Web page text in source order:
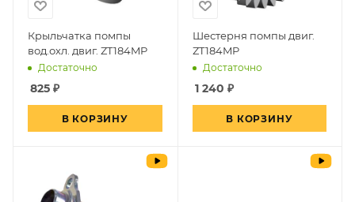
Крыльчатка помпы
вод.охл. двиг. ZT184MP
Достаточно
825 ₽
В КОРЗИНУ
Шестерня помпы двиг.
ZT184MP
Достаточно
1 240 ₽
В КОРЗИНУ